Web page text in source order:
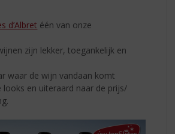
d’Albret één van onze
zijn lekker, toegankelijk en
waar de wijn vandaan komt
looks en uiteraard naar de prijs/